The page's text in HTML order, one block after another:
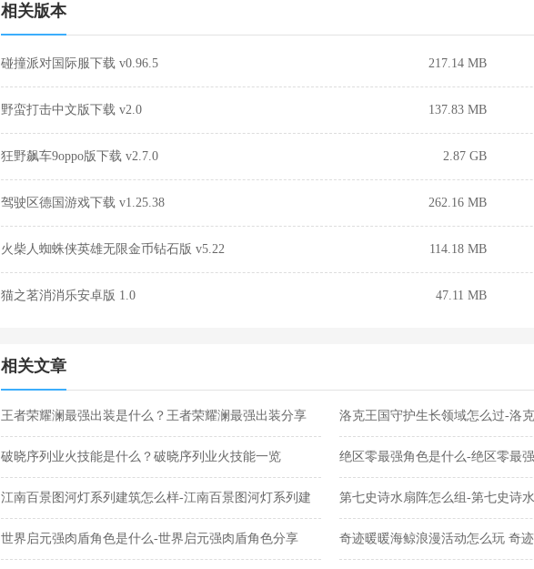
相关版本
碰撞派对国际服下载 v0.96.5 217.14 MB
野蛮打击中文版下载 v2.0 137.83 MB
狂野飙车9oppo版下载 v2.7.0 2.87 GB
驾驶区德国游戏下载 v1.25.38 262.16 MB
火柴人蜘蛛侠英雄无限金币钻石版 v5.22 114.18 MB
猫之茗消消乐安卓版 1.0 47.11 MB
相关文章
王者荣耀澜最强出装是什么？王者荣耀澜最强出装分享 洛克王国守护生长领域怎么过-洛
关攻略
破晓序列业火技能是什么？破晓序列业火技能一览 绝区零最强角色是什么-绝区零最
江南百景图河灯系列建筑怎么样-江南百景图河灯系列建
筑分享
第七史诗水扇阵怎么组-第七史诗
世界启元强肉盾角色是什么-世界启元强肉盾角色分享 奇迹暖暖海鲸浪漫活动怎么玩 奇